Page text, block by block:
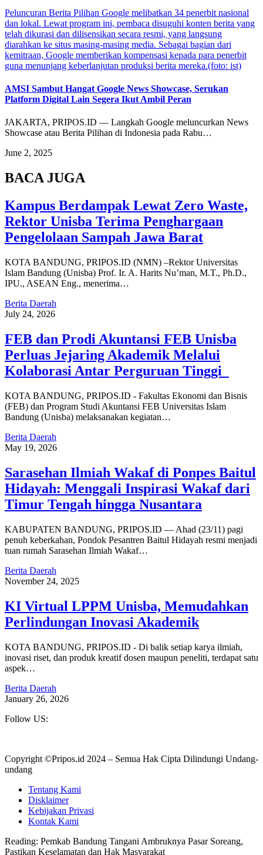
Peluncuran Berita Pilihan Google melibatkan 34 penerbit nasional
dan lokal. Lewat program ini, pembaca disuguhi konten berita yang
telah dikurasi dan dilisensikan secara resmi, yang langsung
diarahkan ke situs masing-masing media. Sebagai bagian dari
kemitraan, Google memberikan kompensasi kepada para penerbit
guna menunjang keberlanjutan produksi berita mereka.(foto: ist)
AMSI Sambut Hangat Google News Showcase, Serukan
Platform Digital Lain Segera Ikut Ambil Peran
JAKARTA, PRIPOS.ID — Langkah Google meluncurkan News
Showcase atau Berita Pilihan di Indonesia pada Rabu…
June 2, 2025
BACA JUGA
Kampus Berdampak Lewat Zero Waste,
Rektor Unisba Terima Penghargaan
Pengelolaan Sampah Jawa Barat
KOTA BANDUNG, PRIPOS.ID (NMN) –Rektor Universitas
Islam Bandung (Unisba) Prof. Ir. A. Harits Nu’man, M.T., Ph.D.,
IPU., ASEAN Eng., menerima…
Berita Daerah
July 24, 2026
FEB dan Prodi Akuntansi FEB Unisba
Perluas Jejaring Akademik Melalui
Kolaborasi Antar Perguruan Tinggi
KOTA BANDUNG, PRIPOS.ID - Fakultas Ekonomi dan Bisnis
(FEB) dan Program Studi Akuntansi FEB Universitas Islam
Bandung (Unisba) melaksanakan kegiatan…
Berita Daerah
May 19, 2026
Sarasehan Ilmiah Wakaf di Ponpes Baitul
Hidayah: Menggali Inspirasi Wakaf dari
Timur Tengah hingga Nusantara
KABUPATEN BANDUNG, PRIPOS.ID — Ahad (23/11) pagi
penuh keberkahan, Pondok Pesantren Baitul Hidayah resmi menjadi
tuan rumah Sarasehan Ilmiah Wakaf…
Berita Daerah
November 24, 2025
KI Virtual LPPM Unisba, Memudahkan
Perlindungan Inovasi Akademik
KOTA BANDUNG, PRIPOS.ID - Di balik setiap karya ilmiah,
inovasi riset, dan produk kreatif dosen maupun peneliti, terdapat satu
aspek…
Berita Daerah
January 26, 2026
Follow US:
Copyright ©Pripos.id 2024 – Semua Hak Cipta Dilindungi Undang-
undang
Tentang Kami
Disklaimer
Kebijakan Privasi
Kontak Kami
Reading: Pemkab Bandung Tangani Ambruknya Pasar Soreang,
Pastikan Keselamatan dan Hak Masyarakat